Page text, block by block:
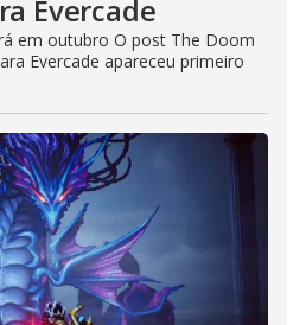
Evercade
em outubro O post The Doom
Evercade apareceu primeiro